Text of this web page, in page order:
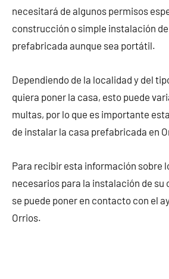
necesitará de algunos permisos
construcción o simple instalación
prefabricada aunque sea portátil.
Dependiendo de la localidad y del
quiera poner la casa, esto puede
multas, por lo que es importante
de instalar la casa prefabricada en
Para recibir esta información sobre
necesarios para la instalación de su
se puede poner en contacto con el
Orrios.